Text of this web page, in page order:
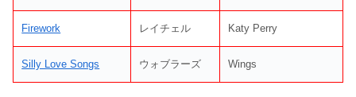
Firework レイチェル Katy Perry
Silly Love Songs ウォブラーズ Wings